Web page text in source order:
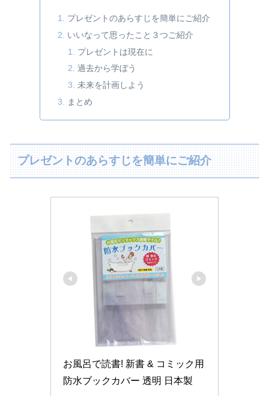
プレゼントのあらすじを簡単にご紹介
いいなって思ったこと３つご紹介
プレゼントは現在に
過去から学ぼう
未来を計画しよう
まとめ
プレゼントのあらすじを簡単にご紹介
お風呂で読書! 新書 & コミック用
防水ブックカバー 透明 日本製